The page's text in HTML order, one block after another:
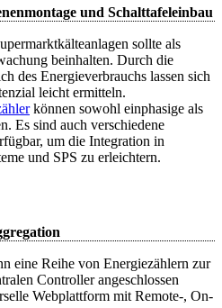
und Schalttafeleinbau
sollte als
beinhalten. Durch die
des Energieverbrauchs lassen sich
leicht ermitteln.
können sowohl einphasige als
Es sind auch verschiedene
um die Integration in
und SPS zu erleichtern.
eine Reihe von Energiezählern zur
Controller angeschlossen
Webplattform mit Remote-, On-